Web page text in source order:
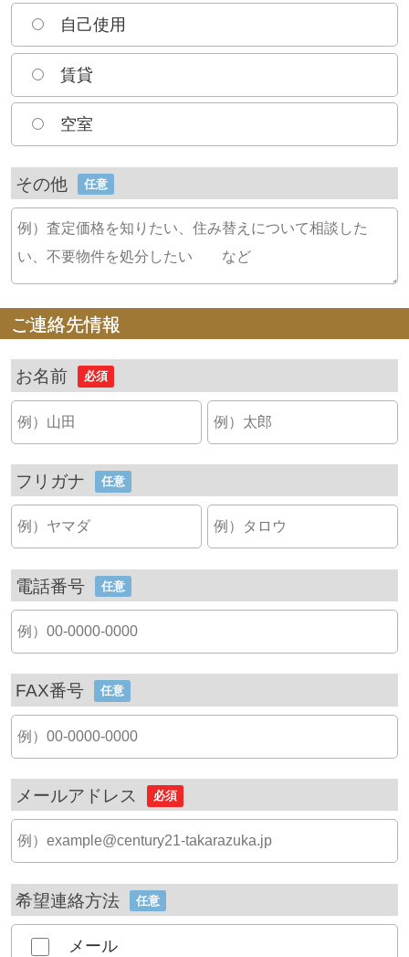
自己使用
賃貸
空室
その他 任意
ご連絡先情報
お名前 必須
フリガナ 任意
電話番号 任意
FAX番号 任意
メールアドレス 必須
希望連絡方法 任意
メール